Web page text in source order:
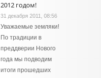
2012 годом!
31 декабря 2011, 08:56
Уважаемые земляки!
По традиции в
преддверии Нового
года мы подводим
итоги прошедших